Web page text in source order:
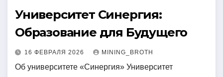
Университет Синергия:
Образование для Будущего
16 ФЕВРАЛЯ 2026 MINING_BROTH
Об университете «Синергия» Университет